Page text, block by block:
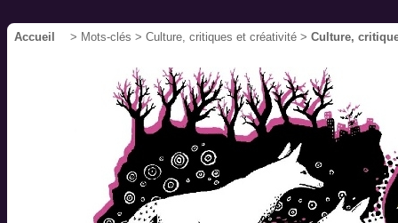
Accueil > Mots-clés > Culture, critiques et créativité > Culture,